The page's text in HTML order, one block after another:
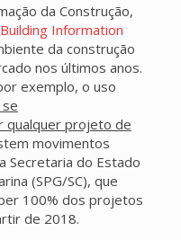
da Construção,
Building Information
da construção
nos últimos anos.
exemplo, o uso
se
qualquer projeto de
movimentos
Secretaria do Estado
(SPG/SC), que
100% dos projetos
de 2018.